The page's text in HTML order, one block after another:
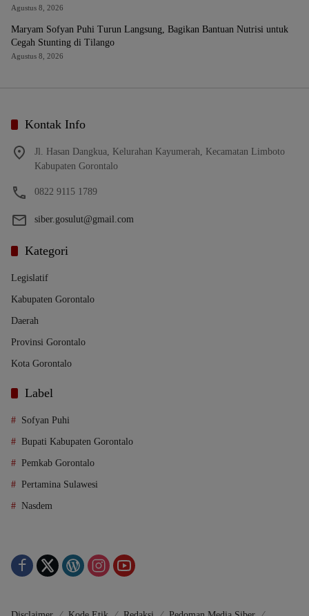
Agustus 8, 2026
Maryam Sofyan Puhi Turun Langsung, Bagikan Bantuan Nutrisi untuk
Cegah Stunting di Tilango
Agustus 8, 2026
Kontak Info
Jl. Hasan Dangkua, Kelurahan Kayumerah, Kecamatan Limboto
Kabupaten Gorontalo
0822 9115 1789
siber.gosulut@gmail.com
Kategori
Legislatif
Kabupaten Gorontalo
Daerah
Provinsi Gorontalo
Kota Gorontalo
Label
Sofyan Puhi
Bupati Kabupaten Gorontalo
Pemkab Gorontalo
Pertamina Sulawesi
Nasdem